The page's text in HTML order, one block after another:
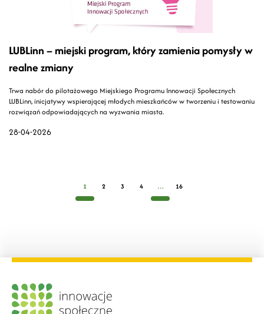
28-04-2026
LUBLinn – miejski program, który zamienia pomysły w
realne zmiany
Trwa nabór do pilotażowego Miejskiego Programu Innowacji Społecznych
LUBLinn, inicjatywy wspierającej młodych mieszkańców w tworzeniu i testowaniu
rozwiązań odpowiadających na wyzwania miasta.
1 2 3 4 … 16